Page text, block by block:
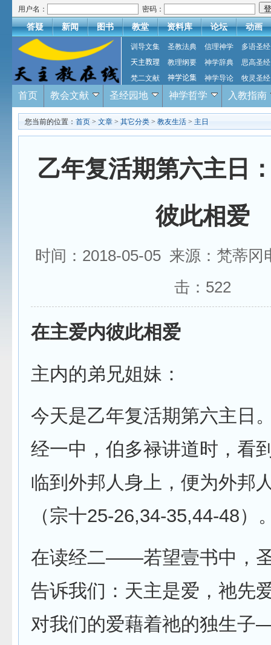
用户名： 密码：
答疑 新闻 图书 教堂 资料库 论坛 动画
训导文集 圣教法典 信理神学
多语圣经
天主教理
教理纲要 神学辞典
思高圣经
梵二文献
神学论集 神学导论 牧灵圣经
首页 教会文献 圣经园地 神学哲学 入教指南
您当前的位置： 首页 > 文章 > 其它分类 > 教友生活 > 主日
乙年复活期第六主日
彼此相爱
时间：2018-05-05 来源：梵蒂
击： 522
在主爱内彼此相爱
主内的弟兄姐妹：
今天是乙年复活期第六主日
经一中，伯多禄讲道时，看
临到外邦人身上，便为外邦
（宗十25-26,34-35,44-48）
在读经二——若望壹书中，
告诉我们：天主是爱，祂先
对我们的爱藉着祂的独生